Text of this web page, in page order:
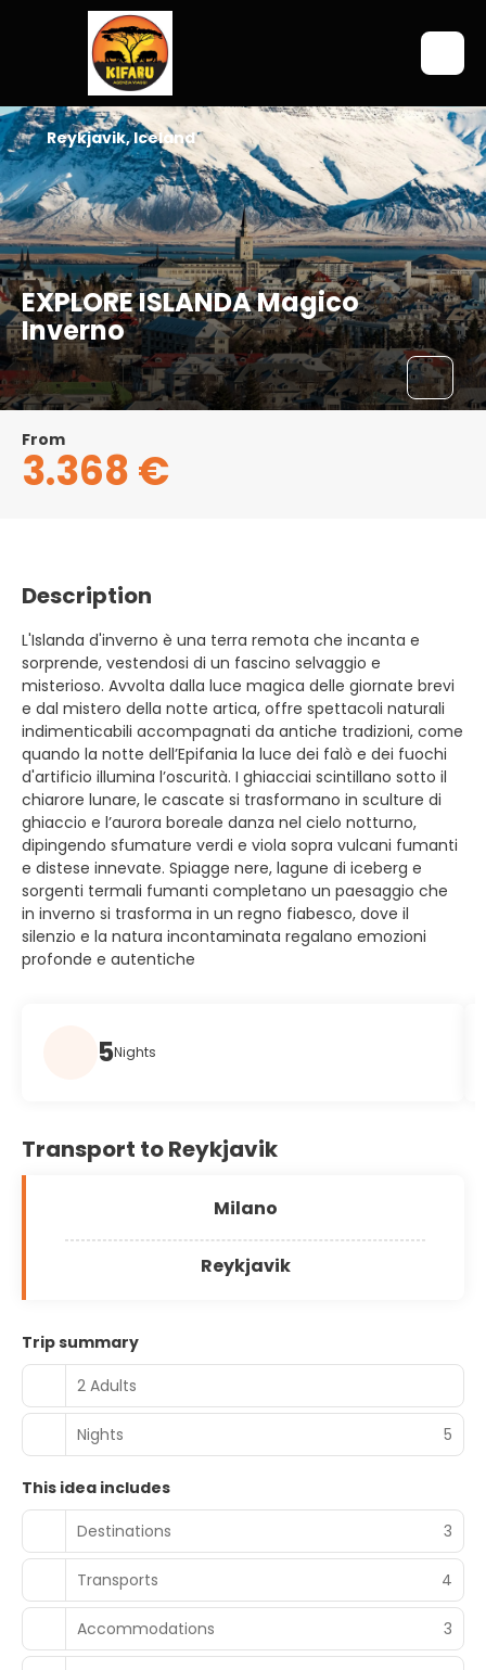
EXPLORE ISLANDA Magico
Inverno
Reykjavik, Iceland
From
3.368 €
Description
L'Islanda d'inverno è una terra remota che incanta e
sorprende, vestendosi di un fascino selvaggio e
misterioso. Avvolta dalla luce magica delle giornate brevi
e dal mistero della notte artica, offre spettacoli naturali
indimenticabili accompagnati da antiche tradizioni, come
quando la notte dell’Epifania la luce dei falò e dei fuochi
d'artificio illumina l’oscurità. I ghiacciai scintillano sotto il
chiarore lunare, le cascate si trasformano in sculture di
ghiaccio e l’aurora boreale danza nel cielo notturno,
dipingendo sfumature verdi e viola sopra vulcani fumanti
e distese innevate. Spiagge nere, lagune di iceberg e
sorgenti termali fumanti completano un paesaggio che
in inverno si trasforma in un regno fiabesco, dove il
silenzio e la natura incontaminata regalano emozioni
profonde e autentiche
5Nights
Transport to Reykjavik
Milano
Reykjavik
Trip summary
2 Adults
Nights 5
This idea includes
Destinations
3
Transports 4
Accommodations 3